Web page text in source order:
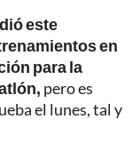
este
en
para la
pero es
el lunes, tal y